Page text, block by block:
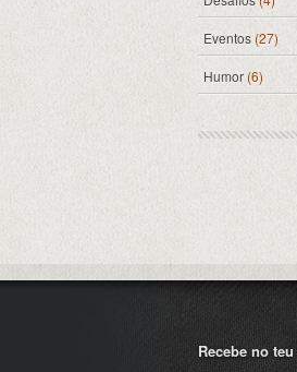
Eventos (27)
Humor(6)
Recebe no